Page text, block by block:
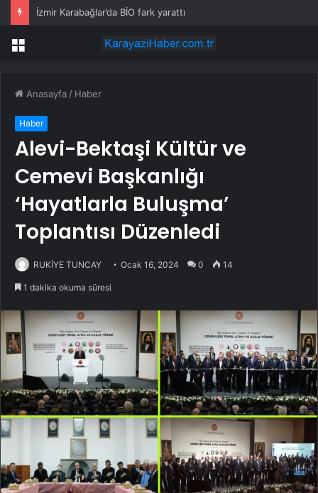
İzmir Karabağlar’da BİO fark yarattı
Menü
Anasayfa / Haber
Haber
Alevi-Bektaşi Kültür ve
Cemevi Başkanlığı
‘Hayatlarla Buluşma’
Toplantısı Düzenledi
RUKİYE TUNCAY Ocak 16, 2024 0 14
1 dakika okuma süresi